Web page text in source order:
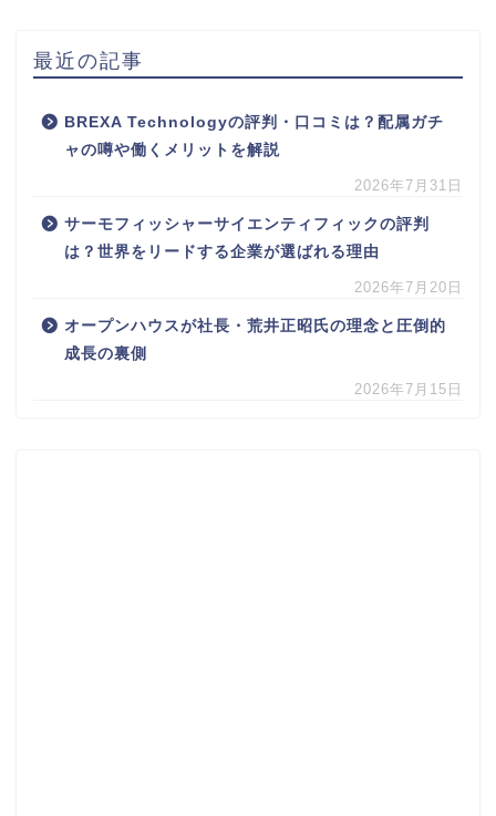
最近の記事
BREXA Technologyの評判・口コミは？配属ガチ
ャの噂や働くメリットを解説
2026年7月31日
サーモフィッシャーサイエンティフィックの評判
は？世界をリードする企業が選ばれる理由
2026年7月20日
オープンハウスが社長・荒井正昭氏の理念と圧倒的
成長の裏側
2026年7月15日